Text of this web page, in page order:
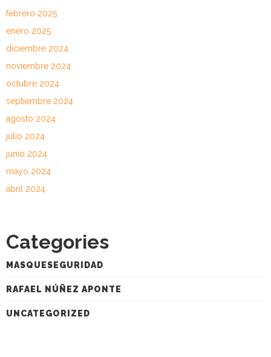
febrero 2025
enero 2025
diciembre 2024
noviembre 2024
octubre 2024
septiembre 2024
agosto 2024
julio 2024
junio 2024
mayo 2024
abril 2024
Categories
MASQUESEGURIDAD
RAFAEL NÚÑEZ APONTE
UNCATEGORIZED